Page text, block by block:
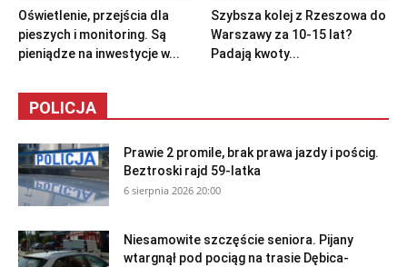
Oświetlenie, przejścia dla
pieszych i monitoring. Są
pieniądze na inwestycje w...
Szybsza kolej z Rzeszowa do
Warszawy za 10-15 lat?
Padają kwoty...
POLICJA
Prawie 2 promile, brak prawa jazdy i pościg.
Beztroski rajd 59-latka
6 sierpnia 2026 20:00
Niesamowite szczęście seniora. Pijany
wtargnął pod pociąg na trasie Dębica-